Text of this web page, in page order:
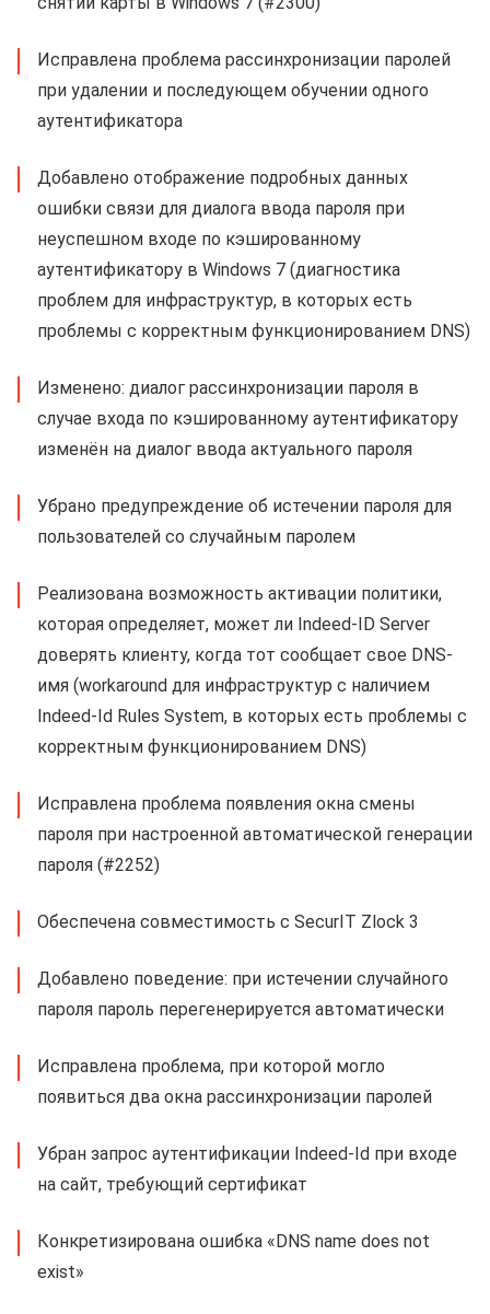
Исправлена проблема рассинхронизации паролей
при удалении и последующем обучении одного
аутентификатора
Добавлено отображение подробных данных
ошибки связи для диалога ввода пароля при
неуспешном входе по кэшированному
аутентификатору в Windows 7 (диагностика
проблем для инфраструктур, в которых есть
проблемы с корректным функционированием DNS)
Изменено: диалог рассинхронизации пароля в
случае входа по кэшированному аутентификатору
изменён на диалог ввода актуального пароля
Убрано предупреждение об истечении пароля для
пользователей со случайным паролем
Реализована возможность активации политики,
которая определяет, может ли Indeed-ID Server
доверять клиенту, когда тот сообщает свое DNS-
имя (workaround для инфраструктур с наличием
Indeed-Id Rules System, в которых есть проблемы с
корректным функционированием DNS)
Исправлена проблема появления окна смены
пароля при настроенной автоматической генерации
пароля (#2252)
Обеспечена совместимость с SecurIT Zlock 3
Добавлено поведение: при истечении случайного
пароля пароль перегенерируется автоматически
Исправлена проблема, при которой могло
появиться два окна рассинхронизации паролей
Убран запрос аутентификации Indeed-Id при входе
на сайт, требующий сертификат
Конкретизирована ошибка «DNS name does not
exist»